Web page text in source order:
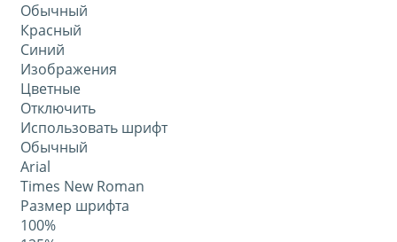
Обычный
Красный
Синий
Изображения
Цветные
Отключить
Использовать шрифт
Обычный
Arial
Times New Roman
Размер шрифта
100%